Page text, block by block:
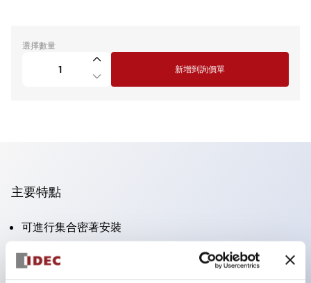
選擇數量
新增到詢價單
主要特點
可進行集合密著安裝
附鎖選擇開關採用高安全性的彈子鎖結構
防護結構為IP65（IEC60529）